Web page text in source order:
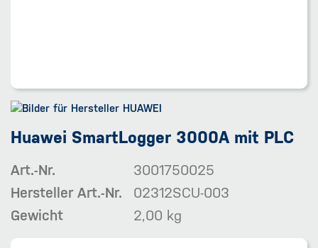
Huawei SmartLogger 3000A mit PLC
Art.-Nr.
3001750025
Hersteller Art.-Nr.
02312SCU-003
Gewicht
2,00 kg